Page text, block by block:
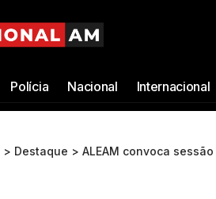
Polícia Nacional Internacional
> Destaque > ALEAM convoca sessão extraordinária para posse de